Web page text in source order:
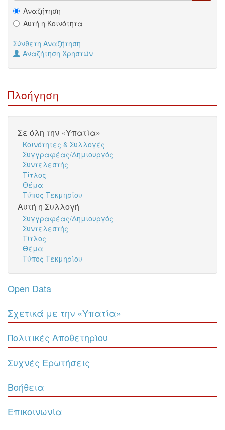
Αναζήτηση
Αυτή η Κοινότητα
Σύνθετη Αναζήτηση
Αναζήτηση Χρηστών
Πλοήγηση
Σε όλη την «Υπατία»
Κοινότητες & Συλλογές
Συγγραφέας/Δημιουργός
Συντελεστής
Τίτλος
Θέμα
Τύπος Τεκμηρίου
Αυτή η Συλλογή
Συγγραφέας/Δημιουργός
Συντελεστής
Τίτλος
Θέμα
Τύπος Τεκμηρίου
Open Data
Σχετικά με την «Υπατία»
Πολιτικές Αποθετηρίου
Συχνές Ερωτήσεις
Βοήθεια
Επικοινωνία